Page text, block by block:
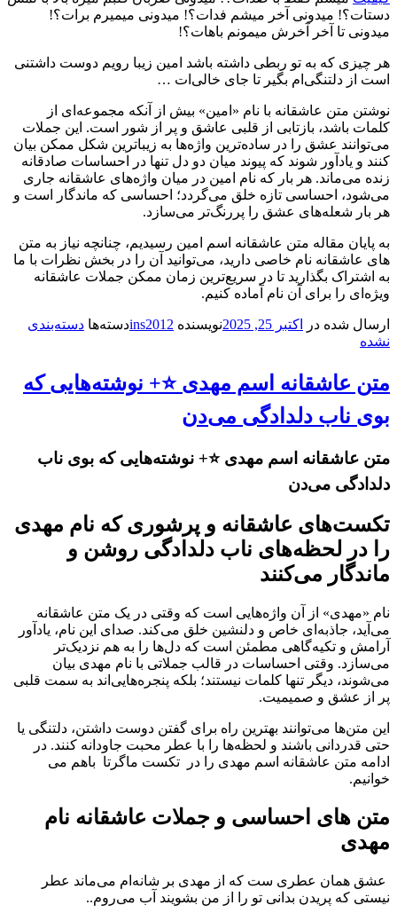
دستات؟! میدونی آخر میشم فدات؟! میدونی میمیرم برات؟!
میدونی تا آخر آخرش میمونم باهات؟!
هر چیزی که به تو ربطی داشته باشد امین زیبا رویم دوست داشتنی
است از دلتنگی‌ام بگیر تا جای خالی‌ات …
نوشتن متن عاشقانه با نام «امین» بیش از آنکه مجموعه‌ای از
کلمات باشد، بازتابی از قلبی عاشق و پر از شور است. این جملات
می‌توانند عشق را در ساده‌ترین واژه‌ها به زیباترین شکل ممکن بیان
کنند و یادآور شوند که پیوند میان دو دل تنها در احساسات صادقانه
زنده می‌ماند. هر بار که نام امین در میان واژه‌های عاشقانه جاری
می‌شود، احساسی تازه خلق می‌گردد؛ احساسی که ماندگار است و
هر بار شعله‌های عشق را پررنگ‌تر می‌سازد.
به پایان مقاله متن عاشقانه اسم امین رسیدیم، چنانچه نیاز به متن
های عاشقانه نام خاصی دارید، می‌توانید آن را در بخش نظرات با ما
به اشتراک بگذارید تا در سریع‌ترین زمان ممکن جملات عاشقانه
ویژه‌ای را برای آن نام آماده کنیم.
ارسال شده در اکتبر 25, 2025 نویسنده ins2012دسته‌ها دسته‌بندی
نشده
متن عاشقانه اسم مهدی ⭐️+ نوشته‌هایی که
بوی ناب دلدادگی می‌دن
متن عاشقانه اسم مهدی ⭐️+ نوشته‌هایی که بوی ناب
دلدادگی می‌دن
تکست‌های عاشقانه و پرشوری که نام مهدی
را در لحظه‌های ناب دلدادگی روشن و
ماندگار می‌کنند
نام «مهدی» از آن واژه‌هایی است که وقتی در یک متن عاشقانه
می‌آید، جاذبه‌ای خاص و دلنشین خلق می‌کند. صدای این نام، یادآور
آرامش و تکیه‌گاهی مطمئن است که دل‌ها را به هم نزدیک‌تر
می‌سازد. وقتی احساسات در قالب جملاتی با نام مهدی بیان
می‌شوند، دیگر تنها کلمات نیستند؛ بلکه پنجره‌هایی‌اند به سمت قلبی
پر از عشق و صمیمیت.
این متن‌ها می‌توانند بهترین راه برای گفتن دوست داشتن، دلتنگی یا
حتی قدردانی باشند و لحظه‌ها را با عطر محبت جاودانه کنند. در
ادامه متن عاشقانه اسم مهدی را در تکست ماگرتا باهم می
خوانیم.
متن های احساسی و جملات عاشقانه نام
مهدی
‌‌ ‌عشق همان عطری ست که از مهدی بر شانه‌ام می‌ماند عطر
نیستی که پریدن بدانی تو را از من بشویند آب می‌روم..